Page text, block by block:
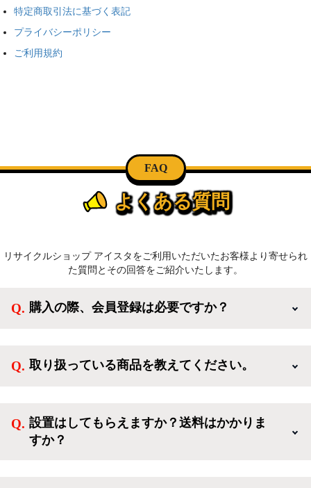
特定商取引法に基づく表記
プライバシーポリシー
ご利用規約
FAQ
よくある質問
リサイクルショップ アイスタをご利用いただいたお客様より寄せられ
た質問とその回答をご紹介いたします。
購入の際、会員登録は必要ですか？
方、登録しなくてもカートに商品を入れた後、ログイ
取り扱っている商品を教えてください。
活を応援するような家電セットから、季節・空調家
電、調理家電、生活家電まで、幅広く中古家電を取り
設置はしてもらえますか？送料はかかりま
すか？